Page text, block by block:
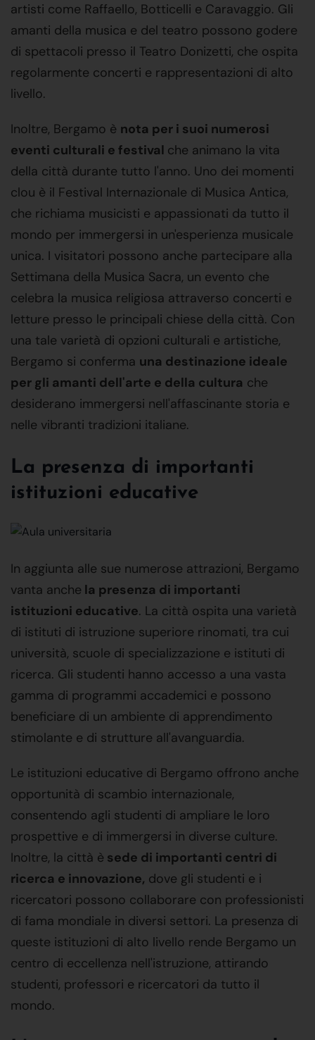
artisti come Raffaello, Botticelli e Caravaggio. Gli
amanti della musica e del teatro possono godere
di spettacoli presso il Teatro Donizetti, che ospita
regolarmente concerti e rappresentazioni di alto
livello.
Inoltre, Bergamo è nota per i suoi numerosi
eventi culturali e festival che animano la vita
della città durante tutto l'anno. Uno dei momenti
clou è il Festival Internazionale di Musica Antica,
che richiama musicisti e appassionati da tutto il
mondo per immergersi in un'esperienza musicale
unica. I visitatori possono anche partecipare alla
Settimana della Musica Sacra, un evento che
celebra la musica religiosa attraverso concerti e
letture presso le principali chiese della città. Con
una tale varietà di opzioni culturali e artistiche,
Bergamo si conferma una destinazione ideale
per gli amanti dell'arte e della cultura che
desiderano immergersi nell'affascinante storia e
nelle vibranti tradizioni italiane.
La presenza di importanti
istituzioni educative
In aggiunta alle sue numerose attrazioni, Bergamo
vanta anche la presenza di importanti
istituzioni educative. La città ospita una varietà
di istituti di istruzione superiore rinomati, tra cui
università, scuole di specializzazione e istituti di
ricerca. Gli studenti hanno accesso a una vasta
gamma di programmi accademici e possono
beneficiare di un ambiente di apprendimento
stimolante e di strutture all'avanguardia.
Le istituzioni educative di Bergamo offrono anche
opportunità di scambio internazionale,
consentendo agli studenti di ampliare le loro
prospettive e di immergersi in diverse culture.
Inoltre, la città è sede di importanti centri di
ricerca e innovazione, dove gli studenti e i
ricercatori possono collaborare con professionisti
di fama mondiale in diversi settori. La presenza di
queste istituzioni di alto livello rende Bergamo un
centro di eccellenza nell'istruzione, attirando
studenti, professori e ricercatori da tutto il
mondo.